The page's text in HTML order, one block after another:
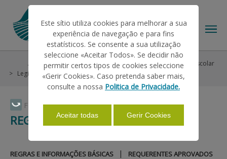
Faça Swipe para ver o menu
O IFAP
AJUDAS/APOIOS
INFORMAÇÕES
Ajudas/Apoios Intervenção em Mercados
Regime Escolar
Legislação
REGIME ESCOLAR
REGRAS E INFORMAÇÕES BÁSICAS | REQUERENTES APROVADOS
Este sítio utiliza cookies para melhorar a sua
experiência de navegação e para fins
estatísticos. Se consente a sua utilização
seleccione «Aceitar Todos». Se decidir não
permitir certos tipos de cookies seleccione
«Gerir Cookies». Caso pretenda saber mais,
consulte a nossa Politica de Privacidade.
Aceitar todas Gerir Cookies